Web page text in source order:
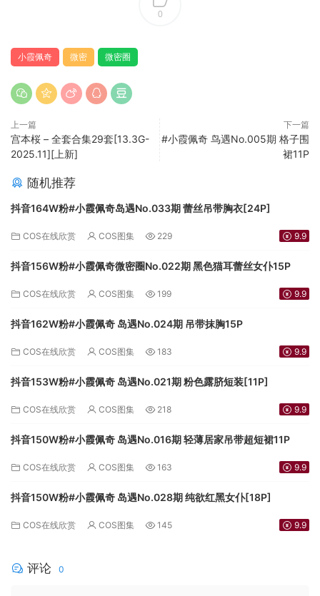
0
小霞佩奇 微密 微密圈
上一篇
宫本桜 – 全套合集29套[13.3G-
2025.11][上新]
下一篇
#小霞佩奇 鸟遇No.005期 格子围
裙11P
随机推荐
抖音164W粉#小霞佩奇岛遇No.033期 蕾丝吊带胸衣[24P]
COS在线欣赏 COS图集 229 9.9
抖音156W粉#小霞佩奇微密圈No.022期 黑色猫耳蕾丝女仆15P
COS在线欣赏 COS图集 199 9.9
抖音162W粉#小霞佩奇 岛遇No.024期 吊带抹胸15P
COS在线欣赏 COS图集 183 9.9
抖音153W粉#小霞佩奇 岛遇No.021期 粉色露脐短装[11P]
COS在线欣赏 COS图集 218 9.9
抖音150W粉#小霞佩奇 岛遇No.016期 轻薄居家吊带超短裙11P
COS在线欣赏 COS图集 163 9.9
抖音150W粉#小霞佩奇 岛遇No.028期 纯欲红黑女仆[18P]
COS在线欣赏 COS图集 145 9.9
评论 0